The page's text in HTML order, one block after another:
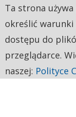
Ta strona
określić
dostępu do
przeglądarce.
naszej: Polityce